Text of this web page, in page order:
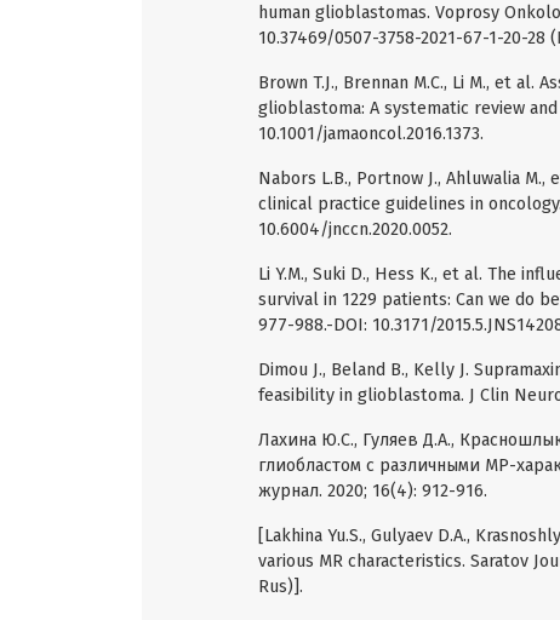
human glioblastomas. Voprosy
10.37469/0507-3758-2021-67-1-20-28
Brown T.J., Brennan M.C., Li M., et
glioblastoma: A systematic review and
10.1001/jamaoncol.2016.1373.
Nabors L.B., Portnow J., Ahluwalia M.,
clinical practice guidelines in
10.6004/jnccn.2020.0052.
Li Y.M., Suki D., Hess K., et al. The
survival in 1229 patients: Can we do
977-988.-DOI: 10.3171/
Dimou J., Beland B., Kelly J.
feasibility in glioblastoma. J Clin
Лахина Ю.С., Гуляев Д.А.,
глиобластом с различными МР-
журнал. 2020; 16(4): 912-916.
[Lakhina Yu.S., Gulyaev D.A.,
various MR characteristics. Saratov
Rus)].